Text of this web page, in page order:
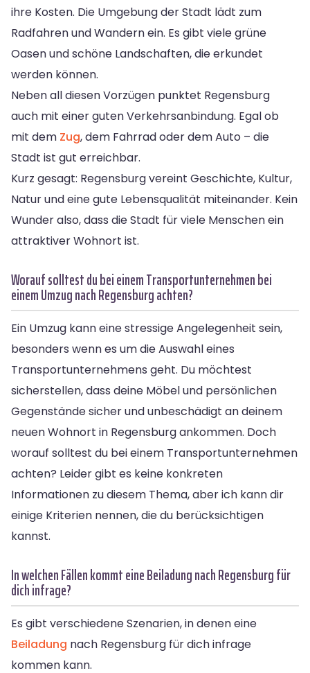
ihre Kosten. Die Umgebung der Stadt lädt zum
Radfahren und Wandern ein. Es gibt viele grüne
Oasen und schöne Landschaften, die erkundet
werden können.
Neben all diesen Vorzügen punktet Regensburg
auch mit einer guten Verkehrsanbindung. Egal ob
mit dem Zug, dem Fahrrad oder dem Auto – die
Stadt ist gut erreichbar.
Kurz gesagt: Regensburg vereint Geschichte, Kultur,
Natur und eine gute Lebensqualität miteinander. Kein
Wunder also, dass die Stadt für viele Menschen ein
attraktiver Wohnort ist.
Worauf solltest du bei einem Transportunternehmen bei
einem Umzug nach Regensburg achten?
Ein Umzug kann eine stressige Angelegenheit sein,
besonders wenn es um die Auswahl eines
Transportunternehmens geht. Du möchtest
sicherstellen, dass deine Möbel und persönlichen
Gegenstände sicher und unbeschädigt an deinem
neuen Wohnort in Regensburg ankommen. Doch
worauf solltest du bei einem Transportunternehmen
achten? Leider gibt es keine konkreten
Informationen zu diesem Thema, aber ich kann dir
einige Kriterien nennen, die du berücksichtigen
kannst.
In welchen Fällen kommt eine Beiladung nach Regensburg für
dich infrage?
Es gibt verschiedene Szenarien, in denen eine
Beiladung nach Regensburg für dich infrage
kommen kann.